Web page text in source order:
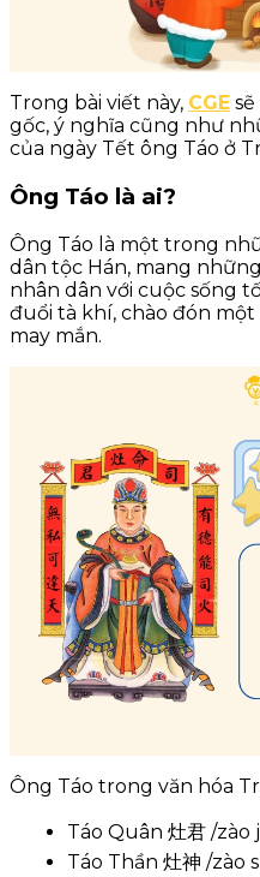
Trong bài viết này, CGE
gốc, ý nghĩa cũng như
của ngày Tết ông Táo ở
Ông Táo là ai?
Ông Táo là một trong
dân tộc Hán, mang
nhân dân với cuộc sống
đuổi tà khí, chào đón
may mắn.
Ông Táo trong văn hóa
Táo Quân 灶君 /zào
Táo Thần 灶神 /zào